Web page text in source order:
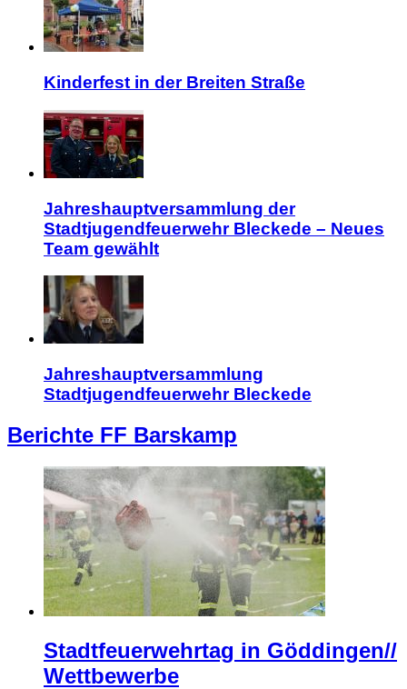
Kinderfest in der Breiten Straße
Jahreshauptversammlung der
Stadtjugendfeuerwehr Bleckede – Neues
Team gewählt
Jahreshauptversammlung
Stadtjugendfeuerwehr Bleckede
Berichte FF Barskamp
Stadtfeuerwehrtag in Göddingen//
Wettbewerbe